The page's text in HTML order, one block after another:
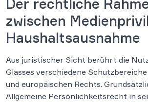
Der rechtliche
zwischen
Haushaltsausnahme
Aus juristischer Sicht berührt die
Glasses verschiedene
und europäischen Rechts.
Allgemeine Persönlichkeitsrecht in